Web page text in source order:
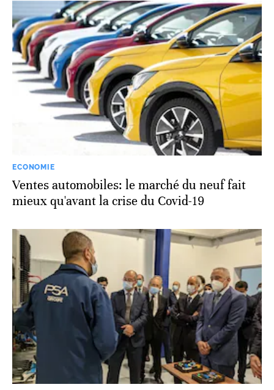
ECONOMIE
Ventes automobiles: le marché du neuf fait
mieux qu'avant la crise du Covid-19